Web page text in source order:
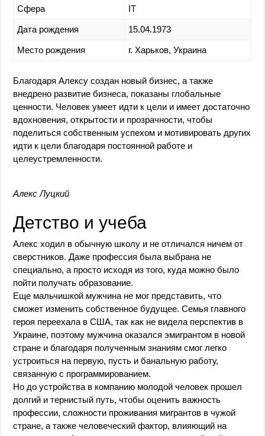
Сфера IT
Дата рождения 15.04.1973
Место рождения г. Харьков, Украина
Благодаря Алексу создан новый бизнес, а также
внедрено развитие бизнеса, показаны глобальные
ценности. Человек умеет идти к цели и имеет достаточно
вдохновения, открытости и прозрачности, чтобы
поделиться собственным успехом и мотивировать других
идти к цели благодаря постоянной работе и
целеустремленности.
Алекс Луцкий
Детство и учеба
Алекс ходил в обычную школу и не отличался ничем от
сверстников. Даже профессия была выбрана не
специально, а просто исходя из того, куда можно было
пойти получать образование.
Еще мальчишкой мужчина не мог представить, что
сможет изменить собственное будущее. Семья главного
героя переехала в США, так как не видела перспектив в
Украине, поэтому мужчина оказался эмигрантом в новой
стране и благодаря полученным знаниям смог легко
устроиться на первую, пусть и банальную работу,
связанную с программированием.
Но до устройства в компанию молодой человек прошел
долгий и тернистый путь, чтобы оценить важность
профессии, сложности проживания мигрантов в чужой
стране, а также человеческий фактор, влияющий на